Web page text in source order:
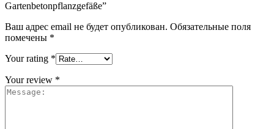
Gartenbetonpflanzgefäße”
Ваш адрес email не будет опубликован. Обязательные поля
помечены *
Your rating *
Your review *